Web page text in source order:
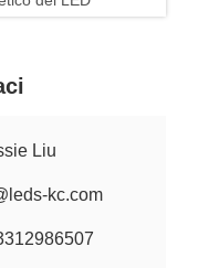
elettrica del LED
a LED
Liu
kc.com